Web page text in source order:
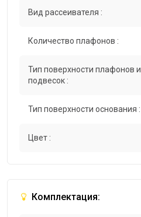
Вид рассеивателя :
Количество плафонов :
Тип поверхности плафонов и
подвесок :
Тип поверхности основания :
Цвет :
Комплектация: